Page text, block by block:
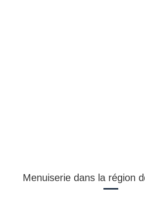
Menuiserie dans la région